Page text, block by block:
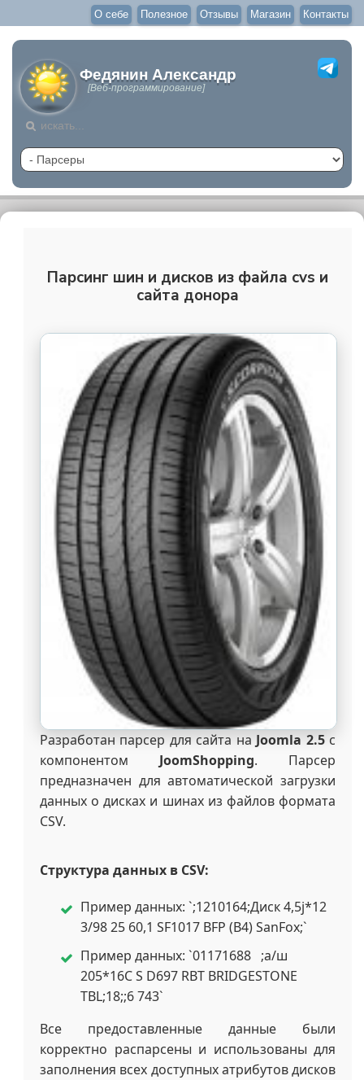
О себе Полезное Отзывы Магазин Контакты
Федянин Александр
[Веб-программирование]
Парсинг шин и дисков из файла cvs и
сайта донора
Разработан парсер для сайта на Joomla 2.5с
компонентом JoomShopping. Парсер
предназначен для автоматической загрузки
данных о дисках и шинах из файлов формата
CSV.
Структура данных в CSV:
Пример данных: `;1210164;Диск 4,5j*12
3/98 25 60,1 SF1017 BFP (B4) SanFox;`
Пример данных: `01171688 ;а/ш
205*16C S D697 RBT BRIDGESTONE
TBL;18;;6 743`
Все предоставленные данные были
корректно распарсены и использованы для
заполнения всех доступных атрибутов дисков